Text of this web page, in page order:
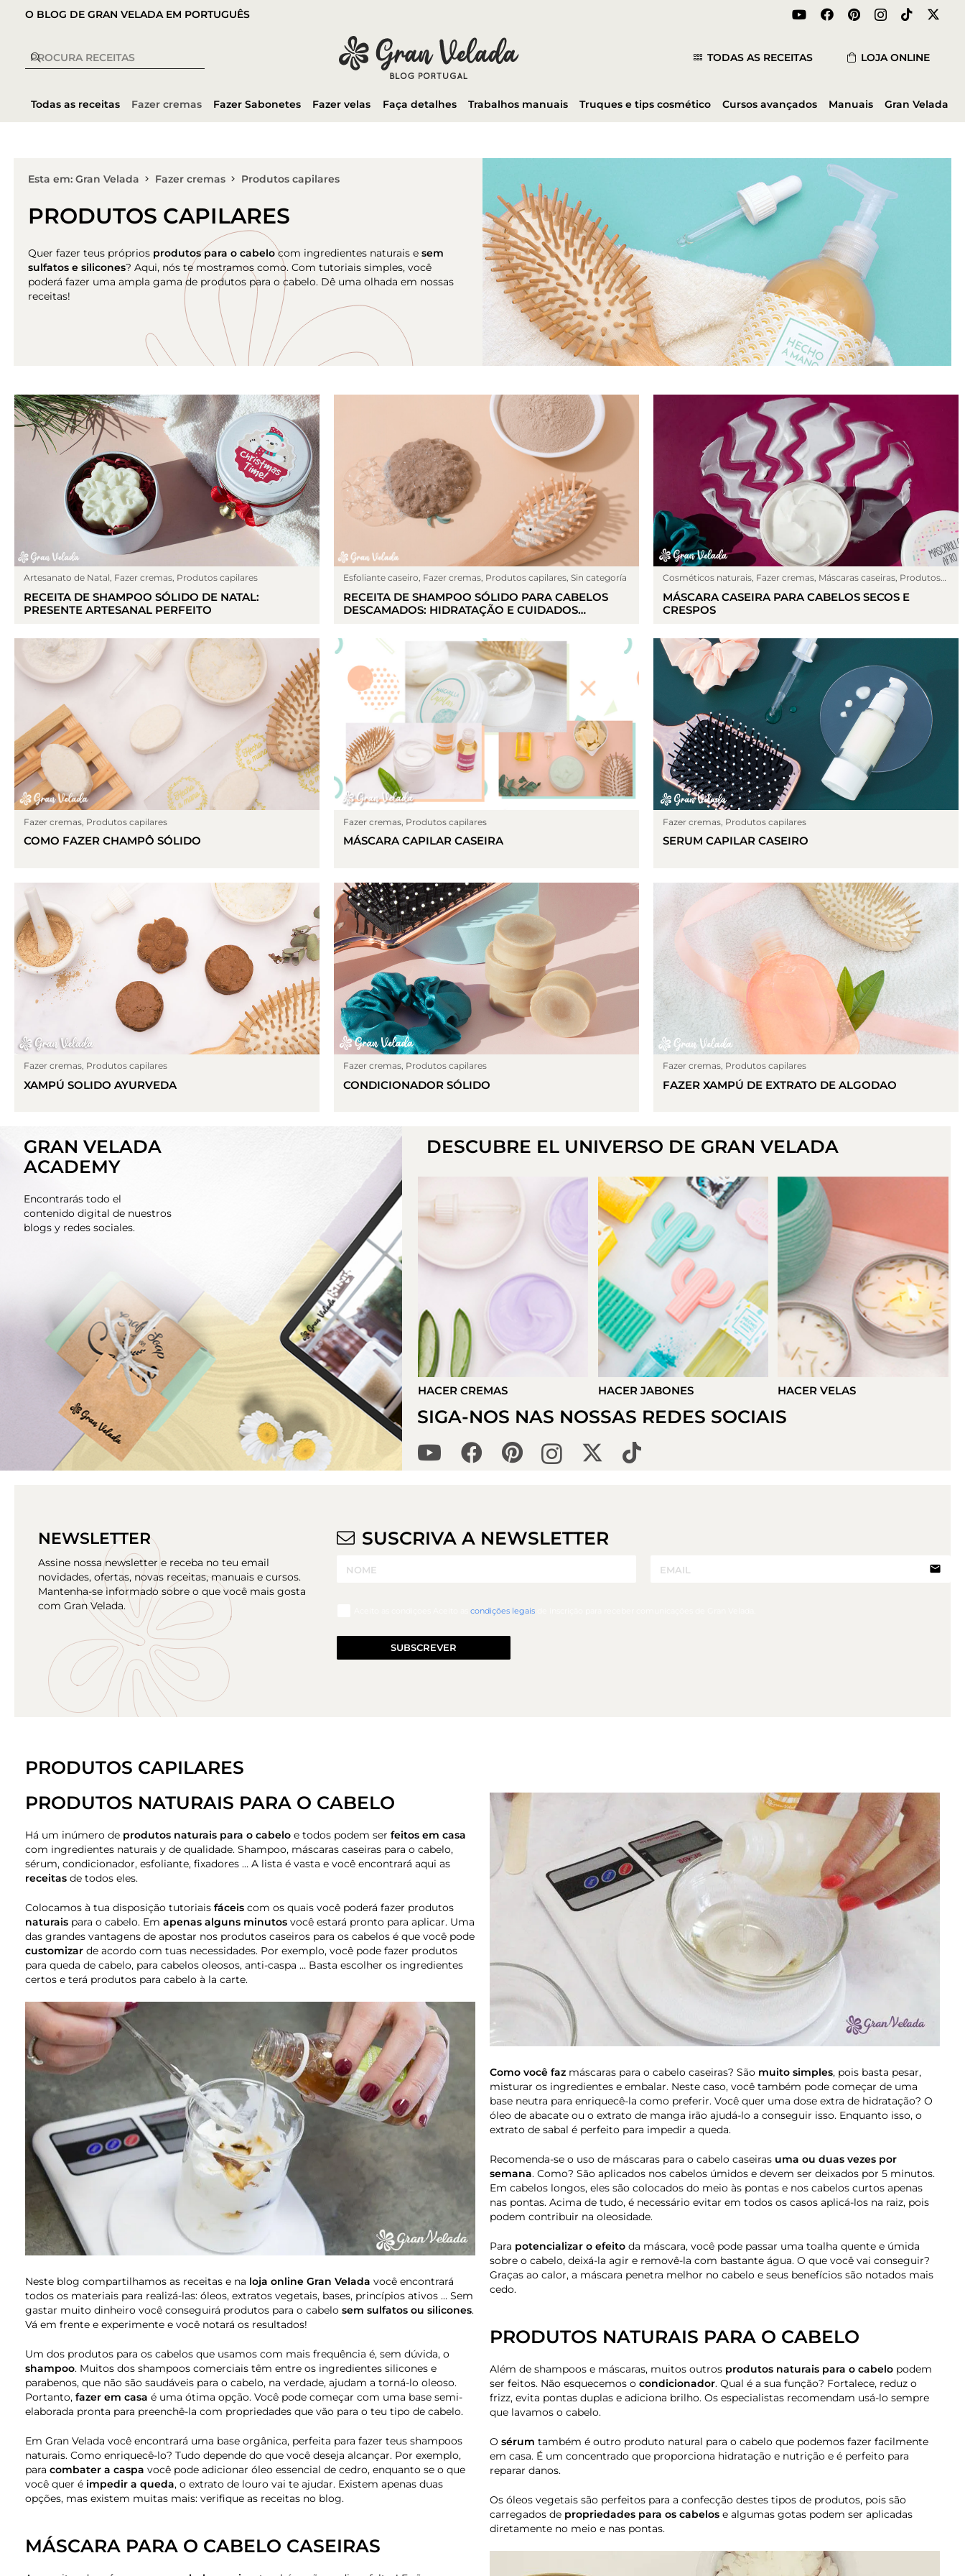
O BLOG DE GRAN VELADA EM PORTUGUÊS
TODAS AS RECEITAS LOJA ONLINE
Todas as receitas Fazer cremas Fazer Sabonetes Fazer velas Faça detalhes Trabalhos manuais Truques e tips cosmético Cursos avançados Manuais Gran Velada
Esta em: Gran Velada Fazer cremas Produtos capilares
PRODUTOS CAPILARES
Quer fazer teus próprios produtos para o cabelocom ingredientes naturais e sem
sulfatos e silicones? Aqui, nós te mostramos como. Com tutoriais simples, você
poderá fazer uma ampla gama de produtos para o cabelo. Dê uma olhada em nossas
receitas!
Artesanato de Natal, Fazer cremas, Produtos capilares
RECEITA DE SHAMPOO SÓLIDO DE NATAL:
PRESENTE ARTESANAL PERFEITO
Esfoliante caseiro, Fazer cremas, Produtos capilares,Sin categoría
RECEITA DE SHAMPOO SÓLIDO PARA CABELOS
DESCAMADOS: HIDRATAÇÃO E CUIDADOS
Cosméticos naturais, Fazer cremas, Máscaras caseiras, Produtos
capilares
MÁSCARA CASEIRA PARA CABELOS SECOS E
CRESPOS
Fazer cremas Produtos capilares
COMO FAZER CHAMPÔ SÓLIDO
Fazer cremas Produtos capilares
MÁSCARA CAPILAR CASEIRA
Fazer cremas Produtos capilares
SERUM CAPILAR CASEIRO
Fazer cremas, Produtos capilares
XAMPÚ SOLIDO AYURVEDA
Fazer cremas, Produtos capilares
CONDICIONADOR SÓLIDO
Fazer cremas, Produtos capilares
FAZER XAMPÚ DE EXTRATO DE ALGODAO
GRAN VELADA
ACADEMY
Encontrarás todo el
contenido digital de nuestros
blogs y redes sociales.
DESCUBRE EL UNIVERSO DE GRAN VELADA
BLOG GRAN VELADA HACER CREMAS HACER JABONES HACER VELAS HACER DETALLES
SIGA-NOS NAS NOSSAS REDES SOCIAIS
NEWSLETTER
Assine nossa newsletter e receba no teu email
novidades, ofertas, novas receitas, manuais e cursos.
Mantenha-se informado sobre o que você mais gosta
com Gran Velada.
SUSCRIVA A NEWSLETTER
email
condições legais
SUBSCREVER
PRODUTOS CAPILARES
PRODUTOS NATURAIS PARA O CABELO
Há um inúmero de produtos naturais para o cabelo e todos podem ser feitos em casa
com ingredientes naturais y de qualidade. Shampoo, máscaras caseiras para o cabelo,
sérum, condicionador, esfoliante, fixadores … A lista é vasta e você encontrará aqui as
receitas de todos eles.
Colocamos à tua disposição tutoriais fáceis com os quais você poderá fazer produtos
naturais para o cabelo. Em apenas alguns minutos você estará pronto para aplicar. Uma
das grandes vantagens de apostar nos produtos caseiros para os cabelos é que você pode
customizar de acordo com tuas necessidades. Por exemplo, você pode fazer produtos
para queda de cabelo, para cabelos oleosos, anti-caspa … Basta escolher os ingredientes
certos e terá produtos para cabelo à la carte.
Neste blog compartilhamos as receitas e na loja online Gran Velada você encontrará
todos os materiais para realizá-las: óleos, extratos vegetais, bases, princípios ativos … Sem
gastar muito dinheiro você conseguirá produtos para o cabelo sem sulfatos ou silicones.
Vá em frente e experimente e você notará os resultados!
Um dos produtos para os cabelos que usamos com mais frequência é, sem dúvida, o
shampoo. Muitos dos shampoos comerciais têm entre os ingredientes silicones e
parabenos, que não são saudáveis ​​para o cabelo, na verdade, ajudam a torná-lo oleoso.
Portanto, fazer em casa é uma ótima opção. Você pode começar com uma base semi-
elaborada pronta para preenchê-la com propriedades que vão para o teu tipo de cabelo.
Em Gran Velada você encontrará uma base orgânica, perfeita para fazer teus shampoos
naturais. Como enriquecê-lo? Tudo depende do que você deseja alcançar. Por exemplo,
para combater a caspa você pode adicionar óleo essencial de cedro, enquanto se o que
você quer é impedir a queda, o extrato de louro vai te ajudar. Existem apenas duas
opções, mas existem muitas mais: verifique as receitas no blog.
MÁSCARA PARA O CABELO CASEIRAS
Como você faz máscaras para o cabelo caseiras? São muito simples, pois basta pesar,
misturar os ingredientes e embalar. Neste caso, você também pode começar de uma
base neutra para enriquecê-la como preferir. Você quer uma dose extra de hidratação? O
óleo de abacate ou o extrato de manga irão ajudá-lo a conseguir isso. Enquanto isso, o
extrato de sabal é perfeito para impedir a queda.
Recomenda-se o uso de máscaras para o cabelo caseiras uma ou duas vezes por
semana. Como? São aplicados nos cabelos úmidos e devem ser deixados por 5 minutos.
Em cabelos longos, eles são colocados do meio às pontas e nos cabelos curtos apenas
nas pontas. Acima de tudo, é necessário evitar em todos os casos aplicá-los na raiz, pois
podem contribuir na oleosidade.
Para potencializar o efeito da máscara, você pode passar uma toalha quente e úmida
sobre o cabelo, deixá-la agir e removê-la com bastante água. O que você vai conseguir?
Graças ao calor, a máscara penetra melhor no cabelo e seus benefícios são notados mais
cedo.
PRODUTOS NATURAIS PARA O CABELO
Além de shampoos e máscaras, muitos outros produtos naturais para o cabelo podem
ser feitos. Não esquecemos o condicionador. Qual é a sua função? Fortalece, reduz o
frizz, evita pontas duplas e adiciona brilho. Os especialistas recomendam usá-lo sempre
que lavamos o cabelo.
O sérum também é outro produto natural para o cabelo que podemos fazer facilmente
em casa. É um concentrado que proporciona hidratação e nutrição e é perfeito para
reparar danos.
Os óleos vegetais são perfeitos para a confecção destes tipos de produtos, pois são
carregados de propriedades para os cabelos e algumas gotas podem ser aplicadas
diretamente no meio e nas pontas.